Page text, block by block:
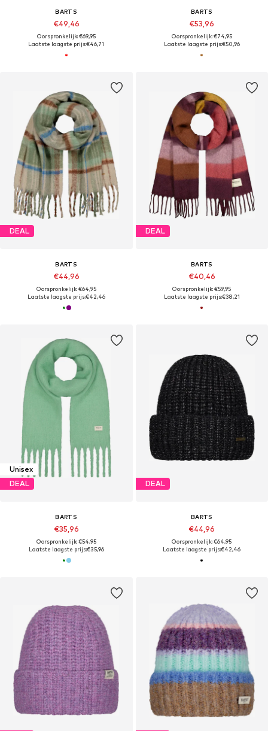
BARTS
€49,46
Oorspronkelijk: €69,95
Laatste laagste prijs:€46,71
BARTS
€53,96
Oorspronkelijk: €74,95
Laatste laagste prijs:€50,96
DEAL
BARTS
€44,96
Oorspronkelijk: €64,95
Laatste laagste prijs:€42,46
DEAL
BARTS
€40,46
Oorspronkelijk: €59,95
Laatste laagste prijs:€38,21
Unisex
DEAL
BARTS
€35,96
Oorspronkelijk: €54,95
Laatste laagste prijs:€35,96
DEAL
BARTS
€44,96
Oorspronkelijk: €64,95
Laatste laagste prijs:€42,46